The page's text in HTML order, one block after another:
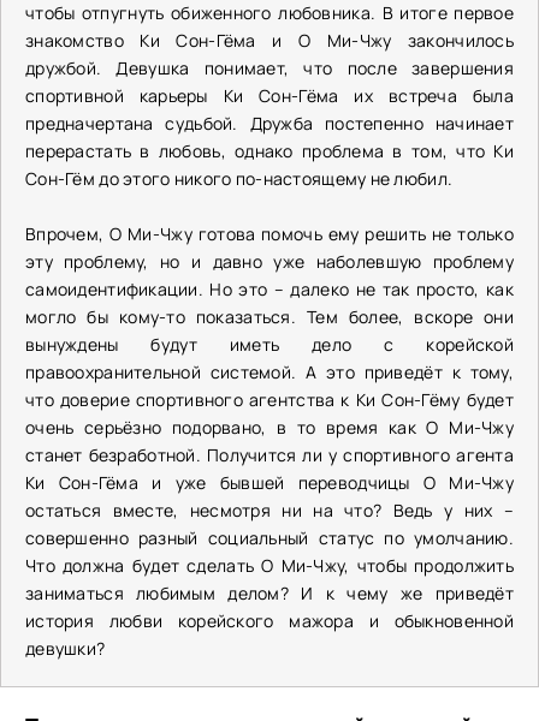
чтобы отпугнуть обиженного любовника. В итоге первое
знакомство Ки Сон-Гёма и О Ми-Чжу закончилось
дружбой. Девушка понимает, что после завершения
спортивной карьеры Ки Сон-Гёма их встреча была
предначертана судьбой. Дружба постепенно начинает
перерастать в любовь, однако проблема в том, что Ки
Сон-Гём до этого никого по-настоящему не любил.
Впрочем, О Ми-Чжу готова помочь ему решить не только
эту проблему, но и давно уже наболевшую проблему
самоидентификации. Но это – далеко не так просто, как
могло бы кому-то показаться. Тем более, вскоре они
вынуждены будут иметь дело с корейской
правоохранительной системой. А это приведёт к тому,
что доверие спортивного агентства к Ки Сон-Гёму будет
очень серьёзно подорвано, в то время как О Ми-Чжу
станет безработной. Получится ли у спортивного агента
Ки Сон-Гёма и уже бывшей переводчицы О Ми-Чжу
остаться вместе, несмотря ни на что? Ведь у них –
совершенно разный социальный статус по умолчанию.
Что должна будет сделать О Ми-Чжу, чтобы продолжить
заниматься любимым делом? И к чему же приведёт
история любви корейского мажора и обыкновенной
девушки?